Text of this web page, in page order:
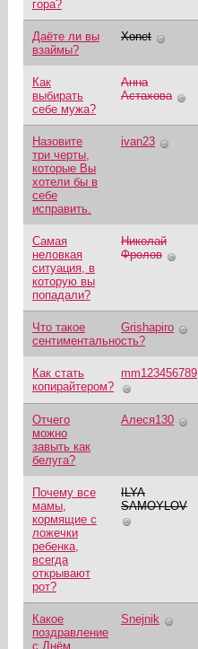
гора?
Даёте ли вы
взаймы?
Xonet
Как
выбирать
себе мужа?
Анна
Астахова
Назовите
три черты,
которые Вы
хотели бы в
себе
исправить.
ivan23
Самая
неловкая
ситуация, в
которую вы
попадали?
Николай
Фролов
Что такое
сентиментальность?
Grishapiro
Как стать
копирайтером?
mm123456789
Отчего
можно
завыть как
белуга?
Алеся130
Почему все
мамы,
кормящие с
ложечки
ребенка,
всегда
открывают
рот?
ILYA
SAMOYLOV
Какое
поздравление
с Днём
Snejnik